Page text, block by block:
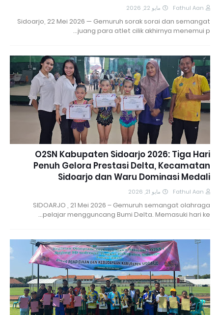
Fathul Aan مايو 22, 2026
Sidoarjo, 22 Mei 2026 — Gemuruh sorak sorai dan semangat
juang para atlet cilik akhirnya menemui p…
O2SN Kabupaten Sidoarjo 2026: Tiga Hari
Penuh Gelora Prestasi Delta, Kecamatan
Sidoarjo dan Waru Dominasi Medali
Fathul Aan مايو 21, 2026
SIDOARJO , 21 Mei 2026 – Gemuruh semangat olahraga
pelajar mengguncang Bumi Delta. Memasuki hari ke…